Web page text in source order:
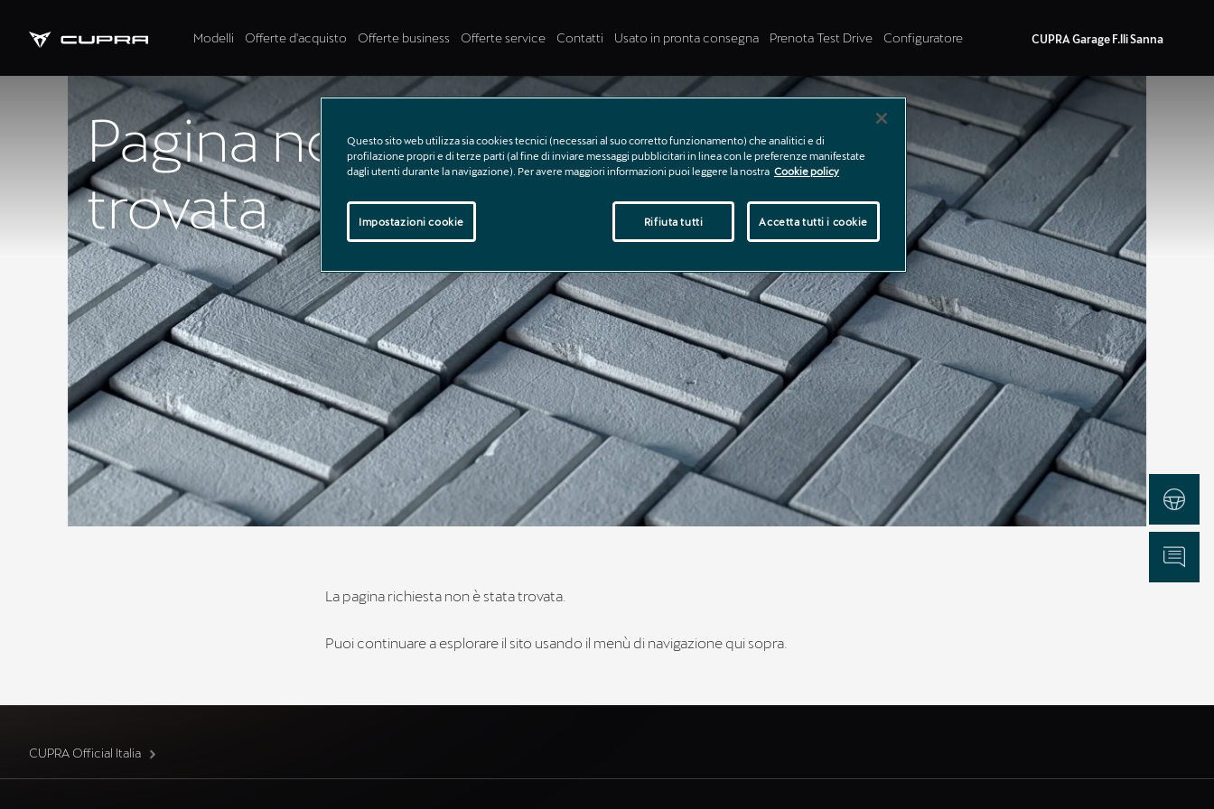
Modelli Offerte d'acquisto Offerte business Offerte service Contatti Usato in pronta consegna Prenota Test Drive Configuratore CUPRA Garage F.lli Sanna
Pagina non
trovata
La pagina richiesta non è stata trovata.
Puoi continuare a esplorare il sito usando il menù di navigazione qui sopra.
CUPRA Official Italia
Test Drive
Informazioni
Questo sito web utilizza sia cookies tecnici (necessari al suo corretto funzionamento) che analitici e di
profilazione propri e di terze parti (al fine di inviare messaggi pubblicitari in linea con le preferenze manifestate
dagli utenti durante la navigazione). Per avere maggiori informazioni puoi leggere la nostra Cookie policy
Rifiuta tutti Accetta tutti i cookie
Impostazioni cookie